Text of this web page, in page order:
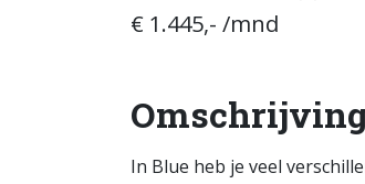
€ 1.445,- /mnd
In Blue heb je veel